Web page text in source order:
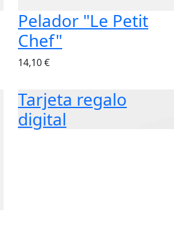
Pelador "Le Petit
Chef"
14,10 €
Tarjeta regalo
digital